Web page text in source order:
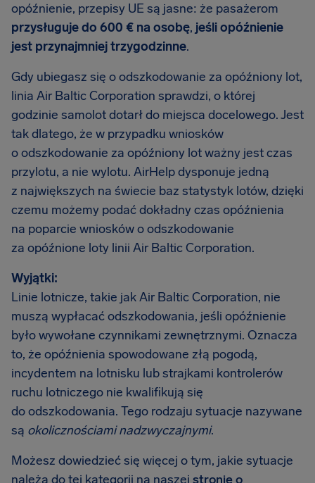
opóźnienie, przepisy UE są jasne: że pasażerom
przysługuje do 600 € na osobę, jeśli opóźnienie
jest przynajmniej trzygodzinne.
Gdy ubiegasz się o odszkodowanie za opóźniony lot,
linia Air Baltic Corporation sprawdzi, o której
godzinie samolot dotarł do miejsca docelowego. Jest
tak dlatego, że w przypadku wniosków
o odszkodowanie za opóźniony lot ważny jest czas
przylotu, a nie wylotu. AirHelp dysponuje jedną
z największych na świecie baz statystyk lotów, dzięki
czemu możemy podać dokładny czas opóźnienia
na poparcie wniosków o odszkodowanie
za opóźnione loty linii Air Baltic Corporation.
Wyjątki:
Linie lotnicze, takie jak Air Baltic Corporation, nie
muszą wypłacać odszkodowania, jeśli opóźnienie
było wywołane czynnikami zewnętrznymi. Oznacza
to, że opóźnienia spowodowane złą pogodą,
incydentem na lotnisku lub strajkami kontrolerów
ruchu lotniczego nie kwalifikują się
do odszkodowania. Tego rodzaju sytuacje nazywane
są okolicznościami nadzwyczajnymi.
Możesz dowiedzieć się więcej o tym, jakie sytuacje
należą do tej kategorii na naszej stronie o